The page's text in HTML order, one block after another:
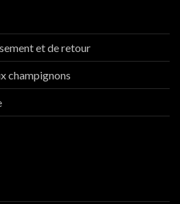
et de retour
champignons